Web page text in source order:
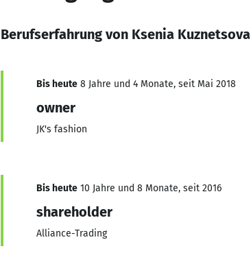
Berufserfahrung von Ksenia Kuznetsova
Bis heute 8 Jahre und 4 Monate, seit Mai 2018
owner
JK's fashion
Bis heute 10 Jahre und 8 Monate, seit 2016
shareholder
Alliance-Trading